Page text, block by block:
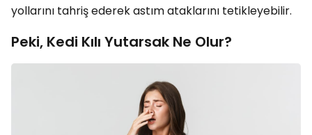
yollarını tahriş ederek astım ataklarını tetikleyebilir.
Peki, Kedi Kılı Yutarsak Ne Olur?